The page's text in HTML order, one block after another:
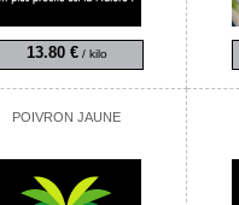
13.80 € / kilo
POIVRON JAUNE